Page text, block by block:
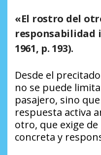
«El rostro del
1961, p. 193).
Desde el
no se puede
pasajero, sino
respuesta activa
otro, que exige
concreta y